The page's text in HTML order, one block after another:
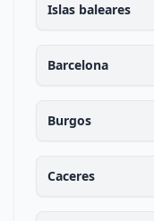
Islas baleares
Barcelona
Burgos
Caceres